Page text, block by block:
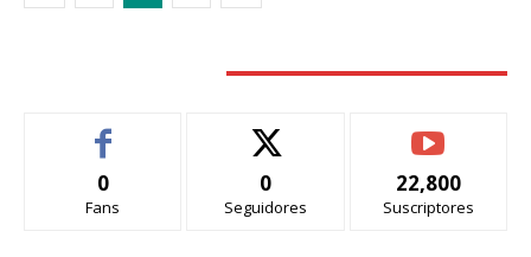
0
Fans
0
Seguidores
22,800
Suscriptores